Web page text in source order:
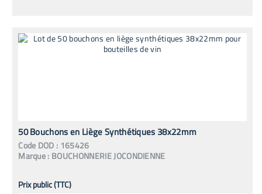
50 Bouchons en Liège Synthétiques 38x22mm
Code DOD : 165426
Marque : BOUCHONNERIE JOCONDIENNE
Prix public (TTC)